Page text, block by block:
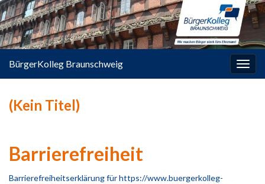
springen
BürgerKolleg Braunschweig
(Kein Titel)
Barrierefreiheit
Barrierefreiheitserklärung für https://www.buergerkolleg-